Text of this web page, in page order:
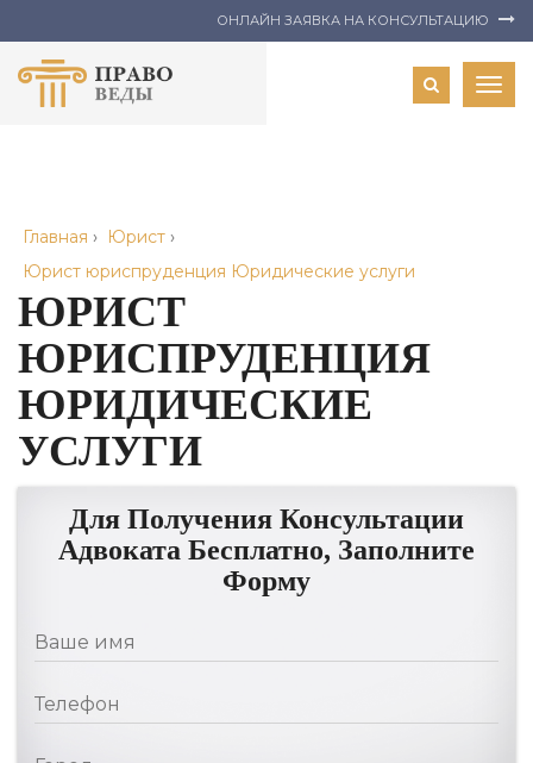
ОНЛАЙН ЗАЯВКА НА КОНСУЛЬТАЦИЮ
Главная › Юрист ›
Юрист юриспруденция Юридические услуги
ЮРИСТ
ЮРИСПРУДЕНЦИЯ
ЮРИДИЧЕСКИЕ
УСЛУГИ
Для Получения Консультации
Адвоката Бесплатно, Заполните
Форму